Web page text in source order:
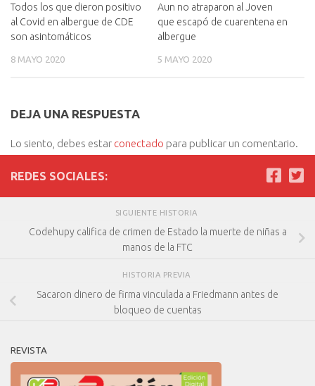
Todos los que dieron positivo
al Covid en albergue de CDE
son asintomáticos
8 MAYO 2020
Aun no atraparon al Joven
que escapó de cuarentena en
albergue
5 MAYO 2020
DEJA UNA RESPUESTA
Lo siento, debes estar conectado para publicar un comentario.
REDES SOCIALES:
SIGUIENTE HISTORIA
Codehupy califica de crimen de Estado la muerte de niñas a
manos de la FTC
HISTORIA PREVIA
Sacaron dinero de firma vinculada a Friedmann antes de
bloqueo de cuentas
REVISTA